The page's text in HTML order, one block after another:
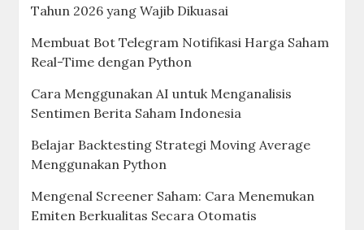
Tahun 2026 yang Wajib Dikuasai
Membuat Bot Telegram Notifikasi Harga Saham
Real-Time dengan Python
Cara Menggunakan AI untuk Menganalisis
Sentimen Berita Saham Indonesia
Belajar Backtesting Strategi Moving Average
Menggunakan Python
Mengenal Screener Saham: Cara Menemukan
Emiten Berkualitas Secara Otomatis